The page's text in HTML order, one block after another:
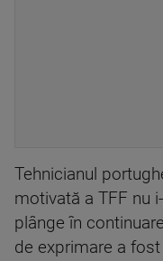
Tehnicianul
motivată a TFF nu
plânge în
de exprimare a